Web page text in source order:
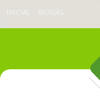
INICIAL BIOGÁS